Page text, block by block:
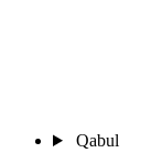
Qabul